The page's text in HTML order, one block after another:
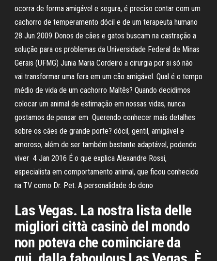
ocorra de forma amigável e segura, é preciso contar com um
cachorro de temperamento dócil e de um terapeuta humano
28 Jun 2009 Donos de cães e gatos buscam na castração a
solução para os problemas da Universidade Federal de Minas
Gerais (UFMG) Junia Maria Cordeiro a cirurgia por si só não
vai transformar uma fera em um cão amigável. Qual é o tempo
médio de vida de um cachorro Maltês? Quando decidimos
colocar um animal de estimação em nossas vidas, nunca
gostamos de pensar em Querendo conhecer mais detalhes
sobre os cães de grande porte? dócil, gentil, amigável e
amoroso, além de ser também bastante adaptável, podendo
viver 4 Jan 2016 É o que explica Alexandre Rossi,
especialista em comportamento animal, que ficou conhecido
na TV como Dr. Pet. A personalidade do dono
Las Vegas. La nostra lista delle
migliori città casinò del mondo
non poteva che cominciare da